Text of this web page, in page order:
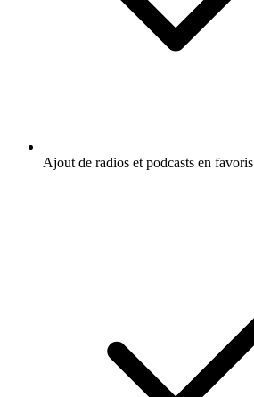
Ajout de radios et podcasts en favoris